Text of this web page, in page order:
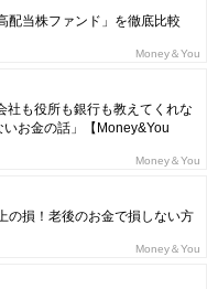
配当株ファンド」を徹底比較
Money＆You
社も役所も銀行も教えてくれな
お金の話」【Money&You
Money＆You
の損！老後のお金で損しない方
Money＆You